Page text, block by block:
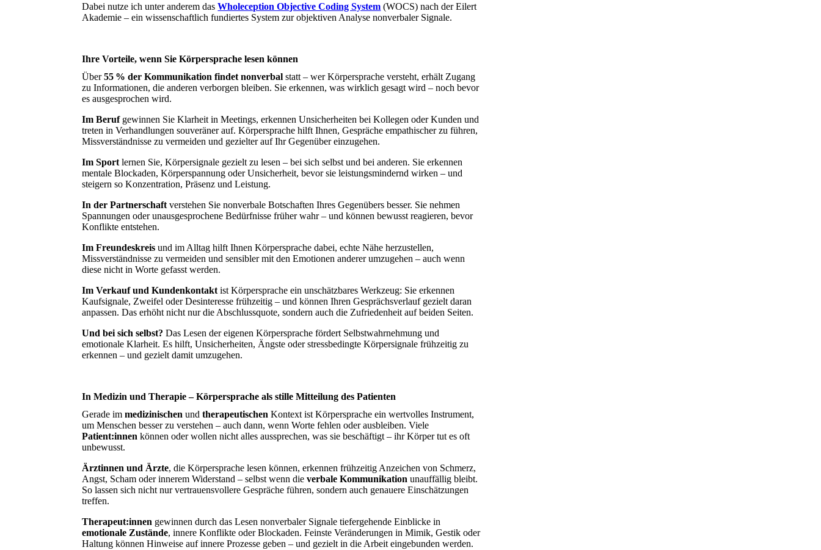
Dabei nutze ich unter anderem dasWholeception Objective Coding System (WOCS) nach der Eilert
Akademie – ein wissenschaftlich fundiertes System zur objektiven Analyse nonverbaler Signale.
Ihre Vorteile, wenn Sie Körpersprache lesen können
Über55 % der Kommunikation findet nonverbal statt – wer Körpersprache versteht, erhält Zugang
zu Informationen, die anderen verborgen bleiben. Sie erkennen, was wirklich gesagt wird – noch bevor
es ausgesprochen wird.
Im Beruf gewinnen Sie Klarheit in Meetings, erkennen Unsicherheiten bei Kollegen oder Kunden und
treten in Verhandlungen souveräner auf. Körpersprache hilft Ihnen, Gespräche empathischer zu führen,
Missverständnisse zu vermeiden und gezielter auf Ihr Gegenüber einzugehen.
Im Sport lernen Sie, Körpersignale gezielt zu lesen – bei sich selbst und bei anderen. Sie erkennen
mentale Blockaden, Körperspannung oder Unsicherheit, bevor sie leistungsmindernd wirken – und
steigern so Konzentration, Präsenz und Leistung.
In der Partnerschaft verstehen Sie nonverbale Botschaften Ihres Gegenübers besser. Sie nehmen
Spannungen oder unausgesprochene Bedürfnisse früher wahr – und können bewusst reagieren, bevor
Konflikte entstehen.
Im Freundeskreis und im Alltag hilft Ihnen Körpersprache dabei, echte Nähe herzustellen,
Missverständnisse zu vermeiden und sensibler mit den Emotionen anderer umzugehen – auch wenn
diese nicht in Worte gefasst werden.
Im Verkauf und Kundenkontakt ist Körpersprache ein unschätzbares Werkzeug: Sie erkennen
Kaufsignale, Zweifel oder Desinteresse frühzeitig – und können Ihren Gesprächsverlauf gezielt daran
anpassen. Das erhöht nicht nur die Abschlussquote, sondern auch die Zufriedenheit auf beiden Seiten.
Und bei sich selbst? Das Lesen der eigenen Körpersprache fördert Selbstwahrnehmung und
emotionale Klarheit. Es hilft, Unsicherheiten, Ängste oder stressbedingte Körpersignale frühzeitig zu
erkennen – und gezielt damit umzugehen.
In Medizin und Therapie – Körpersprache als stille Mitteilung des Patienten
Gerade immedizinischen undtherapeutischen Kontext ist Körpersprache ein wertvolles Instrument,
um Menschen besser zu verstehen – auch dann, wenn Worte fehlen oder ausbleiben. Viele
Patient:innen können oder wollen nicht alles aussprechen, was sie beschäftigt – ihr Körper tut es oft
unbewusst.
Ärztinnen und Ärzte, die Körpersprache lesen können, erkennen frühzeitig Anzeichen von Schmerz,
Angst, Scham oder innerem Widerstand – selbst wenn dieverbale Kommunikation unauffällig bleibt.
So lassen sich nicht nur vertrauensvollere Gespräche führen, sondern auch genauere Einschätzungen
treffen.
Therapeut:innen gewinnen durch das Lesen nonverbaler Signale tiefergehende Einblicke in
emotionale Zustände, innere Konflikte oder Blockaden. Feinste Veränderungen in Mimik, Gestik oder
Haltung können Hinweise auf innere Prozesse geben – und gezielt in die Arbeit eingebunden werden.